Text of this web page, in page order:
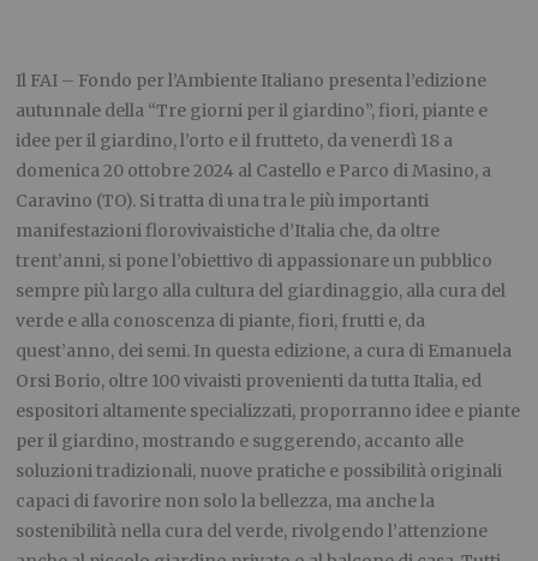
Il FAI – Fondo per l’Ambiente Italiano presenta l’edizione
autunnale della “Tre giorni per il giardino”, fiori, piante e
idee per il giardino, l’orto e il frutteto, da venerdì 18 a
domenica 20 ottobre 2024 al Castello e Parco di Masino, a
Caravino (TO). Si tratta di una tra le più importanti
manifestazioni florovivaistiche d’Italia che, da oltre
trent’anni, si pone l’obiettivo di appassionare un pubblico
sempre più largo alla cultura del giardinaggio, alla cura del
verde e alla conoscenza di piante, fiori, frutti e, da
quest’anno, dei semi. In questa edizione, a cura di Emanuela
Orsi Borio, oltre 100 vivaisti provenienti da tutta Italia, ed
espositori altamente specializzati, proporranno idee e piante
per il giardino, mostrando e suggerendo, accanto alle
soluzioni tradizionali, nuove pratiche e possibilità originali
capaci di favorire non solo la bellezza, ma anche la
sostenibilità nella cura del verde, rivolgendo l’attenzione